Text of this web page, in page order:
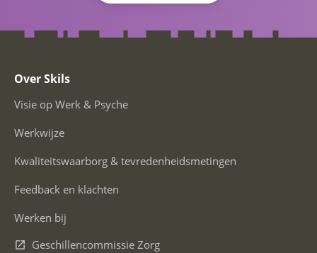
Over Skils
Visie op Werk & Psyche
Werkwijze
Kwaliteitswaarborg & tevredenheidsmetingen
Feedback en klachten
Werken bij
Geschillencommissie Zorg